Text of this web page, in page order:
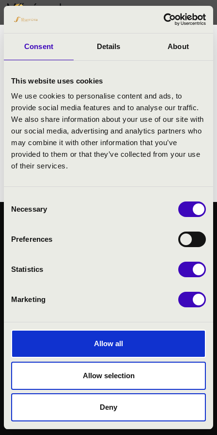
Consent Details About
This website uses cookies
We use cookies to personalise content and ads, to
provide social media features and to analyse our traffic.
We also share information about your use of our site with
our social media, advertising and analytics partners who
may combine it with other information that you’ve
provided to them or that they’ve collected from your use
of their services.
Selection
Necessary
Preferences
Statistics
Marketing
Allow all
Allow selection
Deny
Művészek
Bolyki Sára
Sári második generációs acappellista, a Bolyki Brothers
Ezt követően a csapat tajvani turnéján már hivatalosan is a
formáció tagjaként állt színpadra - a Taichung Jazz
Festivalon rögtön 25.000 ember elé. 2019-ben kitüntetéssel
diplomázott a Liszt Ferenc Zeneművészeti Egyetem népi
ének szakán, ahová már a diploma megszerzése előtt
meghívták tanítani. A Jazzation mellett alapszakon is tanít,
magyar és balkáni népzenei formációk meghívott szólistája.
KÖZÉRDEKŰ ADATOK
© 2026 FILHARMÓNIA MAGYARORSZÁG